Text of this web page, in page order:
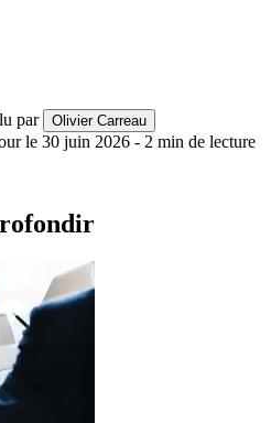
par Olivier Carreau
le 30 juin 2026 - 2 min de lecture